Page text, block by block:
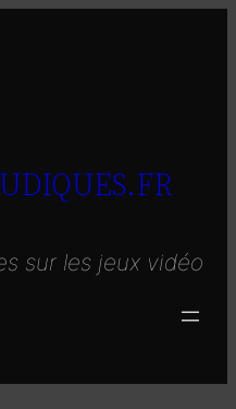
sur les jeux vidéo